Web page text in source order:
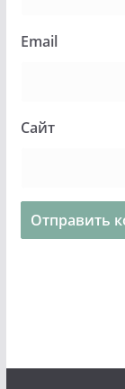
Email
Сайт